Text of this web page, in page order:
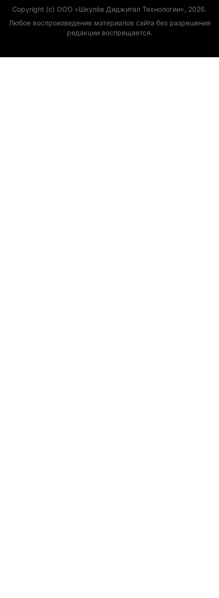
Copyright (с) ООО «Шкулёв Диджитал Технологии», 2026.
Любое воспроизведение материалов сайта без разрешения
редакции воспрещается.